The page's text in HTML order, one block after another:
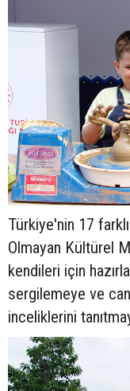
Türkiye'nin 17
Olmayan Kültürel
kendileri için
sergilemeye ve
inceliklerini